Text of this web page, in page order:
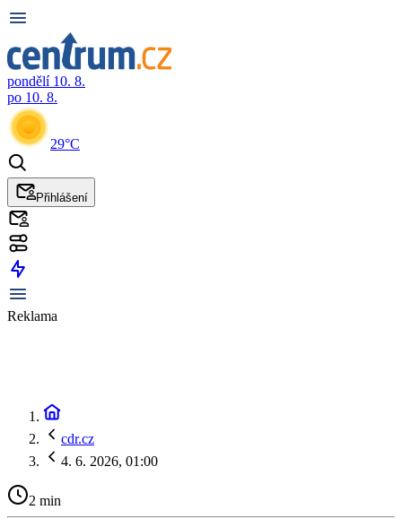
pondělí 10. 8.
po 10. 8.
29°C
Přihlášení
Reklama
cdr.cz
4. 6. 2026, 01:00
2 min